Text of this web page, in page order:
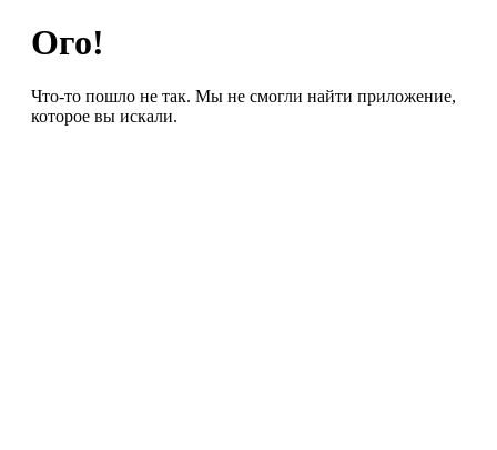
Ого!
Что-то пошло не так. Мы не смогли найти приложение,
которое вы искали.